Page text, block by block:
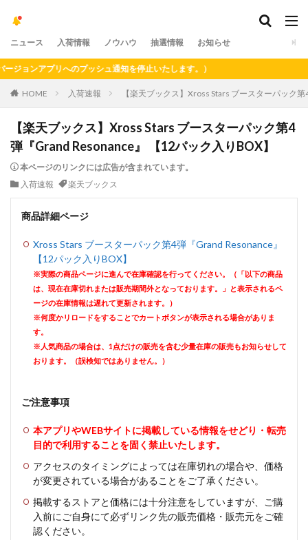
ニュース 入荷情報 ノウハウ 抽選情報 お知らせ
アプリへのプッシュ通知を停止いたします。）
HOME 入荷速報 【楽天ブックス】Xross Stars ブースターパック
【楽天ブックス】Xross Stars ブースターパック第4
弾『Grand Resonance』 【12パック入りBOX】
本ページのリンクには広告が含まれています。
入荷速報
楽天ブックス
商品詳細ページ
Xross Stars ブースターパック第4弾『Grand Resonance』
【12パック入りBOX】
※実際の商品ページに進んで在庫確認を行ってください。（「以下の商品
は、現在在庫切れまたは販売期間外となっております。」と表示されるペ
ージの在庫情報は遅れて更新されます。）
※何度かリロードをすることでカートボタンが表示される場合がありま
す。
※人気商品の場合は、1点だけの販売を含む少量在庫の販売もお知らせして
おります。（誤検知ではありません。）
ご注意事項
本アプリやWEBサイトに掲載している情報をせどり・転売
目的で利用することを固く禁止いたします。
アクセスのタイミングによっては在庫切れの場合や、価格
が変更されている場合があることをご了承ください。
掲載するストアと価格には十分注意をしていますが、ご購
入前にご自身にて必ずリンク先の販売価格・販売元をご確
認ください。